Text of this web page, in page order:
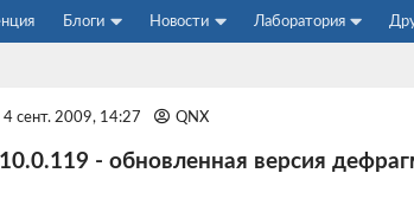
Блоги Новости Лаборатория
4 сент. 2009, 14:27 QNX
- обновленная версия